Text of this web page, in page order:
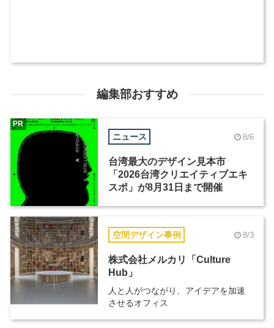
編集部おすすめ
ニュース 8/6
台湾最大のデザイン見本市
「2026台湾クリエイティブエキ
スポ」が8月31日まで開催
PR
空間デザイン事例 8/3
株式会社メルカリ「Culture
Hub」
人と人がつながり、アイデアを加速
させるオフィス